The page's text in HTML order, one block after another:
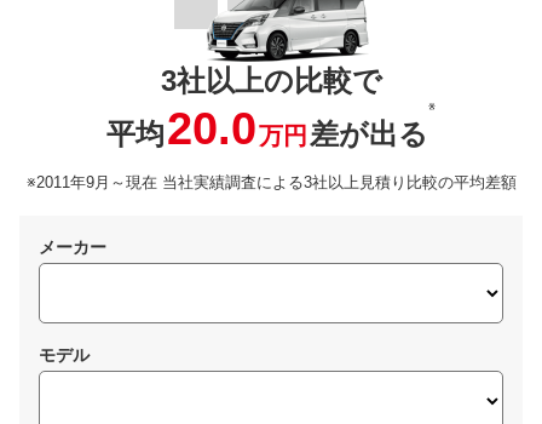
3社以上の比較で
平均20.0万円 差が出る
※
※2011年9月～現在 当社実績調査による3社以上見積り比較の平均差額
メーカー
モデル